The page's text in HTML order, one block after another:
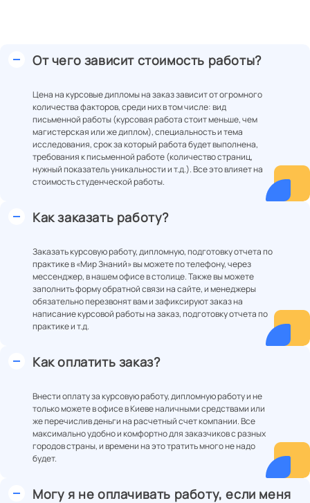
От чего зависит стоимость работы?
Цена на курсовые дипломы на заказ зависит от огромного
количества факторов, среди них в том числе: вид
письменной работы (курсовая работа стоит меньше, чем
магистерская или же диплом), специальность и тема
исследования, срок за который работа будет выполнена,
требования к письменной работе (количество страниц,
нужный показатель уникальности и т.д.). Все это влияет на
стоимость студенческой работы.
Как заказать работу?
Заказать курсовую работу, дипломную, подготовку отчета по
практике в «Мир Знаний» вы можете по телефону, через
мессенджер, в нашем офисе в столице. Также вы можете
заполнить форму обратной связи на сайте, и менеджеры
обязательно перезвонят вам и зафиксируют заказ на
написание курсовой работы на заказ, подготовку отчета по
практике и т.д.
Как оплатить заказ?
Внести оплату за курсовую работу, дипломную работу и не
только можете в офисе в Киеве наличными средствами или
же перечислив деньги на расчетный счет компании. Все
максимально удобно и комфортно для заказчиков с разных
городов страны, и времени на это тратить много не надо
будет.
Могу я не оплачивать работу, если меня